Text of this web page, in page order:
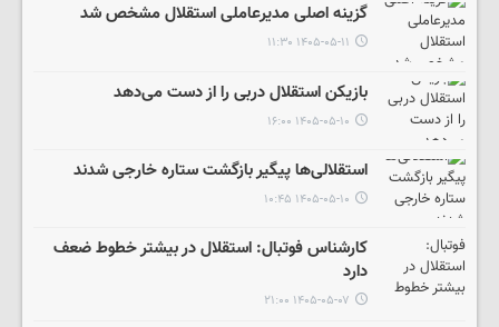
گزینه اصلی مدیرعاملی استقلال مشخص شد
۱۴۰۵-۰۵-۱۱ ۱۱:۳۰
بازیکن استقلال دربی را از دست می‌دهد
۱۴۰۵-۰۵-۱۰ ۱۶:۰۰
استقلالی‌ها پیگیر بازگشت ستاره خارجی شدند
۱۴۰۵-۰۵-۱۰ ۱۰:۴۵
کارشناس فوتبال: استقلال در بیشتر خطوط ضعف
دارد
۱۴۰۵-۰۵-۰۷ ۲۱:۰۰